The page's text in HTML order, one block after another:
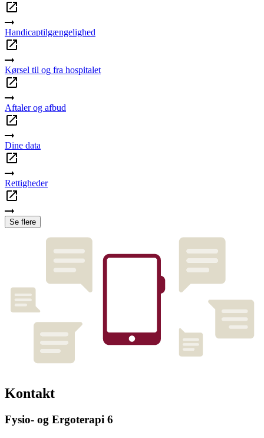
Handicaptilgængelighed
Kørsel til og fra hospitalet
Aftaler og afbud
Dine data
Rettigheder
Se flere
Kontakt
Fysio- og Ergoterapi 6